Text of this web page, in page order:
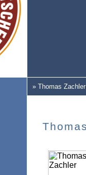
» Thomas Zachler